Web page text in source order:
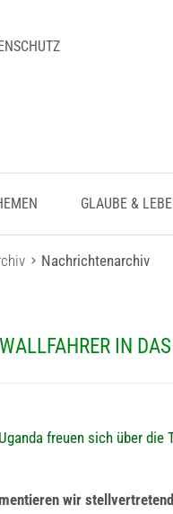
GLAUBE &
Nachrichtenarchiv
IN
freuen sich über
wir